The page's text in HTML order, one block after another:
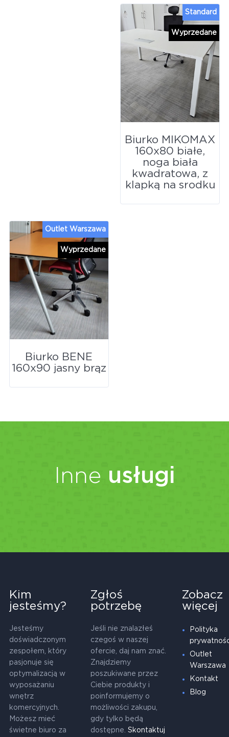
Wyprzedane
Standard
Biurko MIKOMAX
160x80 białe,
noga biała
kwadratowa, z
klapką na srodku
Wyprzedane
Outlet Warszawa
Biurko BENE
160x90 jasny brąz
Inne usługi
Kim
jesteśmy?
Jesteśmy
doświadczonym
zespołem, który
pasjonuje się
optymalizacją w
wyposażaniu
wnętrz
komercyjnych.
Możesz mieć
świetne biuro za
Zgłoś
potrzebę
Jeśli nie znalazłeś
czegoś w naszej
ofercie, daj nam znać.
Znajdziemy
poszukiwane przez
Ciebie produkty i
poinformujemy o
możliwości zakupu,
gdy tylko będą
dostępne. Skontaktuj
Zobacz
więcej
Polityka
Outlet
Warszawa
Kontakt
Blog